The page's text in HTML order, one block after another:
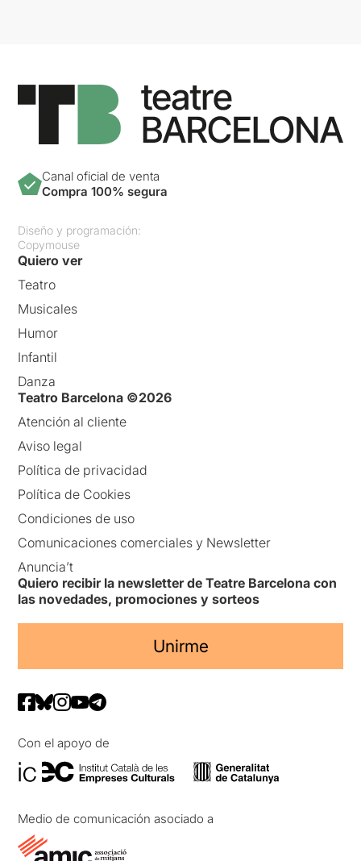
Canal oficial de venta
Compra 100% segura
Diseño y programación:
Copymouse
Quiero ver
Teatro
Musicales
Humor
Infantil
Danza
Teatro Barcelona ©2026
Atención al cliente
Aviso legal
Política de privacidad
Política de Cookies
Condiciones de uso
Comunicaciones comerciales y Newsletter
Anuncia’t
Quiero recibir la newsletter de Teatre Barcelona con
las novedades, promociones y sorteos
Unirme
Con el apoyo de
Medio de comunicación asociado a